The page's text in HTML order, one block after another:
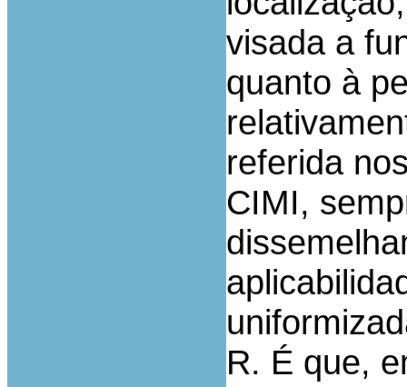
visada a
quanto à
referida
CIMI,
R. É que,